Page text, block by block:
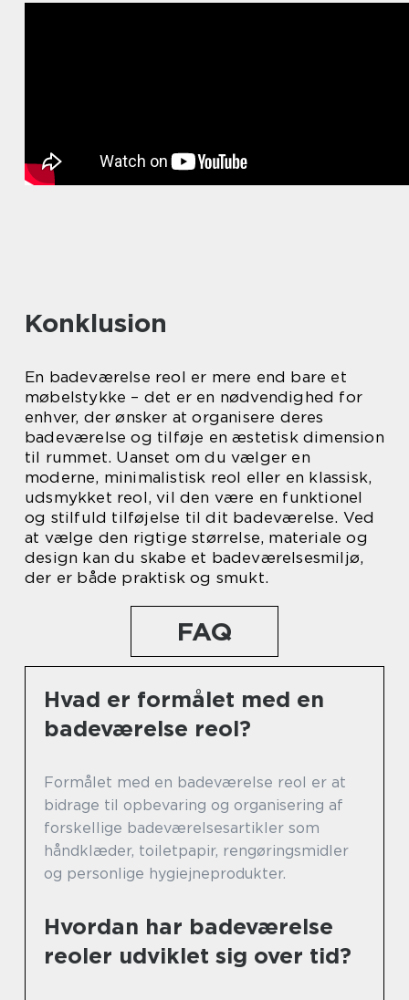
Konklusion
En badeværelse reol er mere end bare et
møbelstykke – det er en nødvendighed for
enhver, der ønsker at organisere deres
badeværelse og tilføje en æstetisk dimension
til rummet. Uanset om du vælger en
moderne, minimalistisk reol eller en klassisk,
udsmykket reol, vil den være en funktionel
og stilfuld tilføjelse til dit badeværelse. Ved
at vælge den rigtige størrelse, materiale og
design kan du skabe et badeværelsesmiljø,
der er både praktisk og smukt.
FAQ
Hvad er formålet med en
badeværelse reol?
Formålet med en badeværelse reol er at
bidrage til opbevaring og organisering af
forskellige badeværelsesartikler som
håndklæder, toiletpapir, rengøringsmidler
og personlige hygiejneprodukter.
Hvordan har badeværelse
reoler udviklet sig over tid?